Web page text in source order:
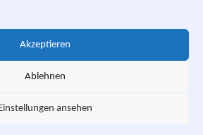
Akzeptieren
Ablehnen
ansehen
Instagram
E-Mail
RSS-Feed
© 1984 PIERROT.
stated, © Yuma City.